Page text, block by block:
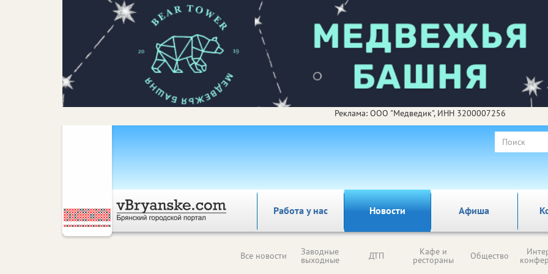
Реклама: ООО "Медведик", ИНН 3200007256
Работа у нас Новости Афиша
Все новости Заводные
выходные ДТП Кафе и
рестораны Общество